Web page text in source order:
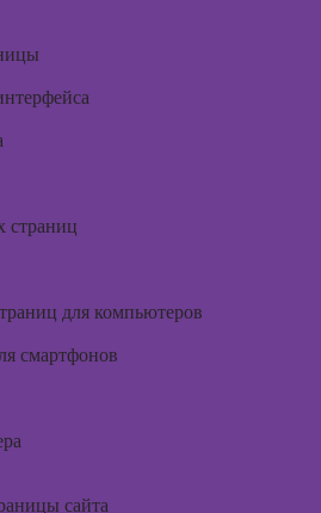
страниц
для компьютеров
смартфонов
сайта